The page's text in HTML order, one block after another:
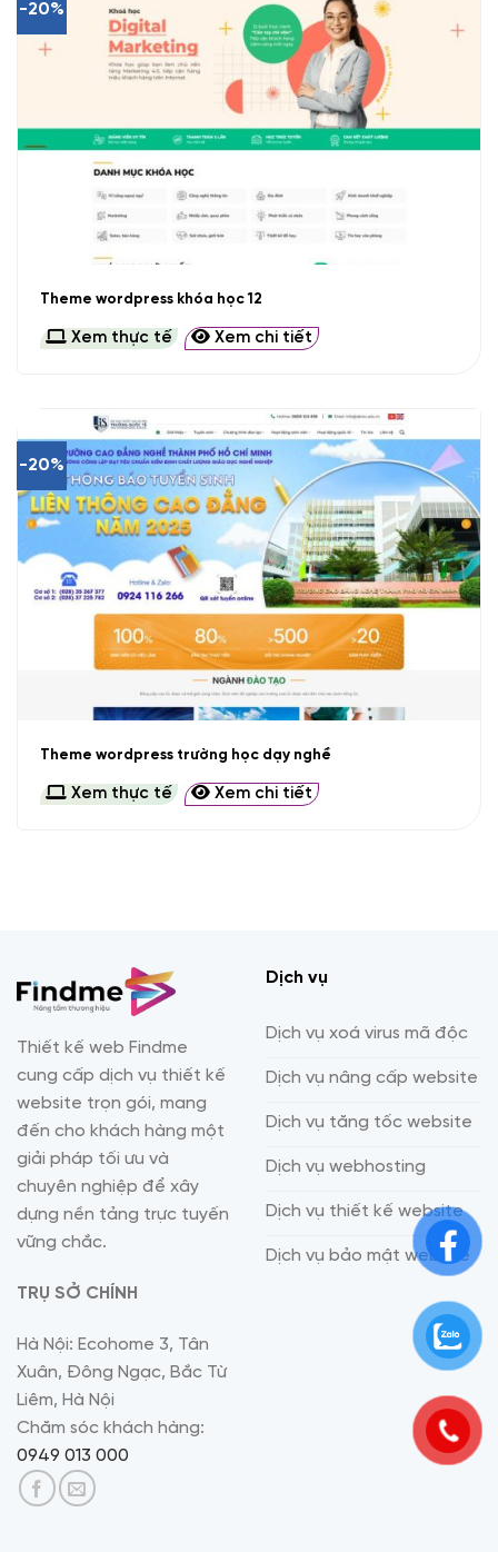
-20%
Theme wordpress khóa học 12
Xem thực tế Xem chi tiết
-20%
Theme wordpress trường học dạy nghề
Xem thực tế Xem chi tiết
Thiết kế web Findme
cung cấp dịch vụ thiết kế
website trọn gói, mang
đến cho khách hàng một
giải pháp tối ưu và
chuyên nghiệp để xây
dựng nền tảng trực tuyến
vững chắc.
TRỤ SỞ CHÍNH
Hà Nội: Ecohome 3, Tân
Xuân, Đông Ngạc, Bắc Từ
Liêm, Hà Nội
Chăm sóc khách hàng:
0949 013 000
Dịch vụ
Dịch vụ xoá virus mã độc
Dịch vụ nâng cấp website
Dịch vụ tăng tốc website
Dịch vụ webhosting
Dịch vụ thiết kế website
Dịch vụ bảo mật website